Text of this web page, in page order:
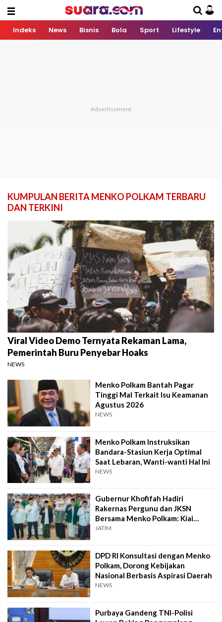
Indeks News Bisnis Bola Sport Lifestyle
KUMPULAN BERITA MENKO POLKAM TERBARU
DAN TERKINI
Viral Video Demo Ternyata Rekaman Lama,
Pemerintah Buru Penyebar Hoaks
NEWS
Menko Polkam Bantah Pagar
Tinggi Mal Terkait Isu Keamanan
Agustus 2026
NEWS
Menko Polkam Instruksikan
Bandara-Stasiun Kerja Optimal
Saat Lebaran, Wanti-wanti Hal Ini
NEWS
Gubernur Khofifah Hadiri
Rakernas Pergunu dan JKSN
Bersama Menko Polkam: Kiai
Santri Penyejuk Bangsa
JATIM
DPD RI Konsultasi dengan Menko
Polkam, Dorong Kebijakan
Nasional Berbasis Aspirasi Daerah
NEWS
Purbaya Gandeng TNI-Polisi